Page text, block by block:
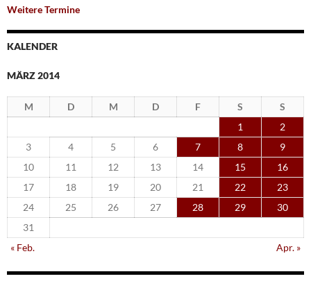
Weitere Termine
KALENDER
MÄRZ 2014
M D M D F S
S
1
2
3
4 5 6 7 8
9
10
11 12 13 14 15
16
17
18 19 20 21 22
23
24
25 26 27 28 29
30
31
« Feb.
Apr. »